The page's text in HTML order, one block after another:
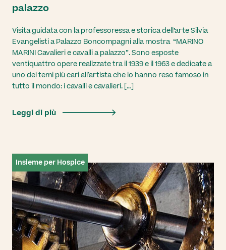
palazzo
Visita guidata con la professoressa e storica dell’arte Silvia
Evangelisti a Palazzo Boncompagni alla mostra “MARINO
MARINI Cavalieri e cavalli a palazzo”. Sono esposte
ventiquattro opere realizzate tra il 1939 e il 1963 e dedicate a
uno dei temi più cari all’artista che lo hanno reso famoso in
tutto il mondo: i cavalli e cavalieri. […]
Leggi di più
Insieme per Hospice